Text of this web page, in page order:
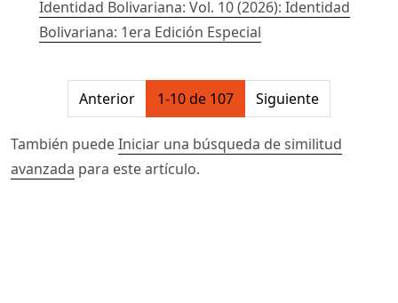
Identidad Bolivariana: Vol. 10 (2026): Identidad
Bolivariana: 1era Edición Especial
##issue.pagination##
Anterior 1-10 de 107 Siguiente
También puedeIniciar una búsqueda de similitud
avanzada para este artículo.